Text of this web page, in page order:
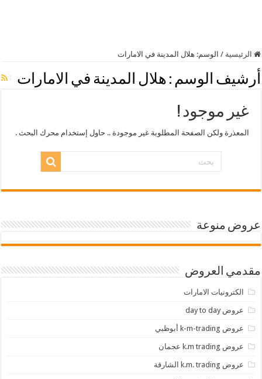
الرئيسية / الوسم: هلال المدينة في الامارات
أرشيف الوسم : هلال المدينة في الامارات
غير موجود !
المعذرة ولكن الصفحة المطلوبة غير موجودة .. حاول إستخدام محرك البحث .
عروض منوعة
مقدمي العروض
الكترونيات الامارات
عروض day to day
عروض k-m-trading أبوظبي
عروض k.m trading عجمان
عروض k.m. trading الشارقة